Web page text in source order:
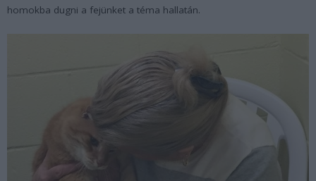
homokba dugni a fejünket a téma hallatán.